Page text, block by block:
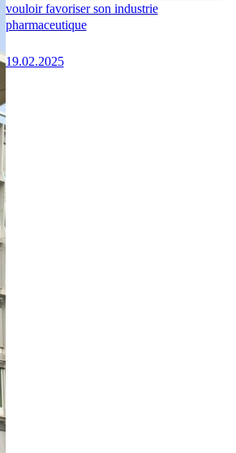
vouloir favoriser son industrie
pharmaceutique
19.02.2025